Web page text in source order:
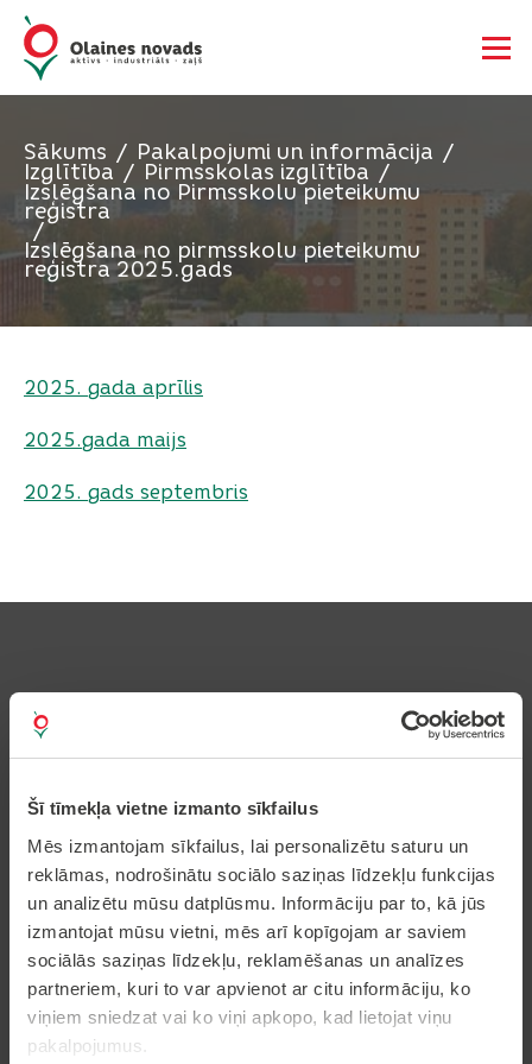
Šī tīmekļa vietne izmanto sīkfailus
Mēs izmantojam sīkfailus, lai personalizētu saturu un
reklāmas, nodrošinātu sociālo saziņas līdzekļu funkcijas
un analizētu mūsu datplūsmu. Informāciju par to, kā jūs
izmantojat mūsu vietni, mēs arī kopīgojam ar saviem
sociālās saziņas līdzekļu, reklamēšanas un analīzes
partneriem, kuri to var apvienot ar citu informāciju, ko
viņiem sniedzat vai ko viņi apkopo, kad lietojat viņu
pakalpojumus.
Sākums Pakalpojumi un informācija
Izglītība Pirmsskolas izglītība
Izslēgšana no Pirmsskolu pieteikumu
reģistra
Izslēgšana no pirmsskolu pieteikumu
reģistra 2025.gads
2025. gada aprīlis
2025.gada maijs
2025. gads septembris
Pakalpojumi
Dzīvesvietas deklarēšana
Pieteikt bērnu pirmsskolas izglītības iestādē
Nekustamā īpašuma nodokļa samaksa caur
epakalpojumi.lv
Nekustamā īpašuma karte